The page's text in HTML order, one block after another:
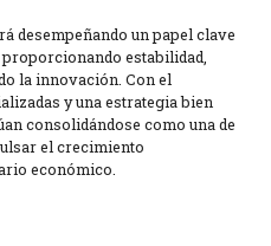
desempeñando un papel clave
estabilidad,
la innovación. Con el
y una estrategia bien
consolidándose como una de
el crecimiento
económico.